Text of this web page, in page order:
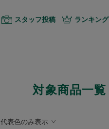
スタッフ投稿 ランキング
対象商品一覧
代表色のみ表示